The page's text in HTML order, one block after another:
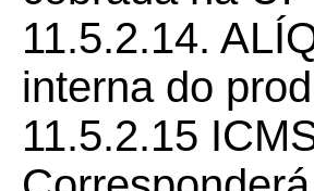
11.5.2.14.
interna do
11.5.2.15